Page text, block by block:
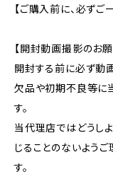
【ご購入前に、必ずご
【開封動画撮影のお願
開封する前に必ず動
欠品や初期不良等に
す。
当代理店ではどうし
じることのないよう
す。